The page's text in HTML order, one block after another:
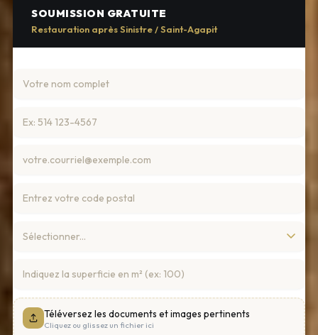
SOUMISSION GRATUITE
Restauration après Sinistre / Saint-Agapit
Téléversez les documents et images pertinents
Cliquez ou glissez un fichier ici